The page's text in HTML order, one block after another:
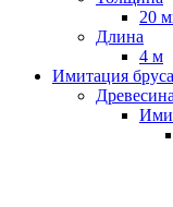
20
Длина
4 м
Имитация бруса
Древесина